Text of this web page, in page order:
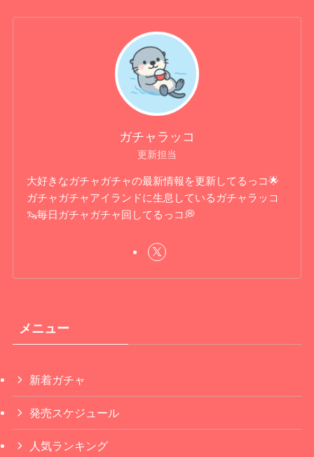
ガチャラッコ
更新担当
大好きなガチャガチャの最新情報を更新してるっコ🌟
ガチャガチャアイランドに生息しているガチャラッコ
🦦毎日ガチャガチャ回してるっコ💭
メニュー
新着ガチャ
発売スケジュール
人気ランキング